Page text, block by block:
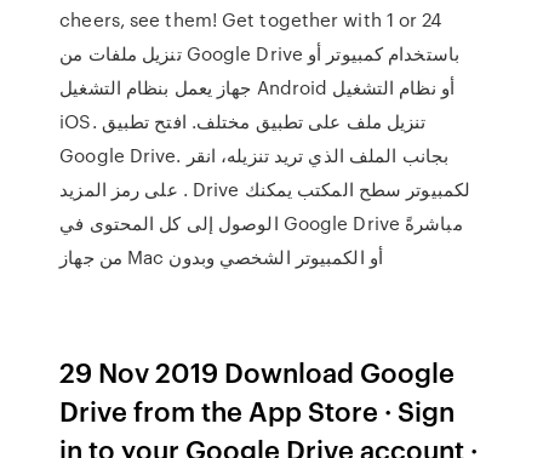
cheers, see them! Get together with 1 or 24
تنزيل ملفات من Google Drive باستخدام كمبيوتر أو
جهاز يعمل بنظام التشغيل Android أو نظام التشغيل
iOS. تنزيل ملف على تطبيق مختلف. افتح تطبيق
Google Drive. بجانب الملف الذي تريد تنزيله، انقر
على رمز المزيد . Drive لكمبيوتر سطح المكتب يمكنك
الوصول إلى كل المحتوى في Google Drive مباشرةً
من جهاز Mac أو الكمبيوتر الشخصي وبدون
29 Nov 2019 Download Google
Drive from the App Store · Sign
in to your Google Drive account ·